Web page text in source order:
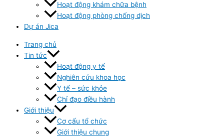
Hoạt động khám chữa bệnh
Hoạt động phòng chống dịch
Dự án Jica
Trang chủ
Tin tức
Hoạt động y tế
Nghiên cứu khoa học
Y tế – sức khỏe
Chỉ đạo điều hành
Giới thiệu
Cơ cấu tổ chức
Giới thiệu chung